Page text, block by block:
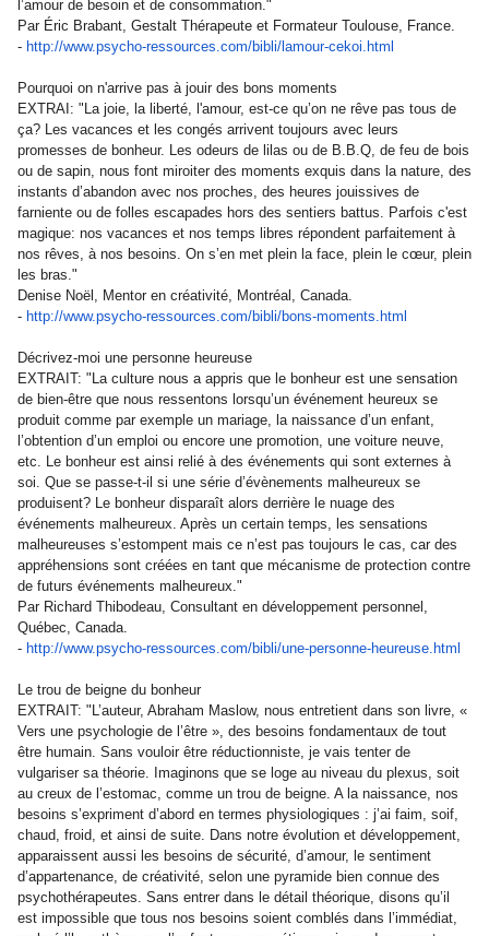
l’amour de besoin et de consommation."
Par Éric Brabant, Gestalt Thérapeute et Formateur Toulouse, France.
- http://www.psycho-ressources.com/bibli/lamour-cekoi.html
Pourquoi on n'arrive pas à jouir des bons moments
EXTRAI: "La joie, la liberté, l'amour, est-ce qu’on ne rêve pas tous de
ça? Les vacances et les congés arrivent toujours avec leurs
promesses de bonheur. Les odeurs de lilas ou de B.B.Q, de feu de bois
ou de sapin, nous font miroiter des moments exquis dans la nature, des
instants d’abandon avec nos proches, des heures jouissives de
farniente ou de folles escapades hors des sentiers battus. Parfois c'est
magique: nos vacances et nos temps libres répondent parfaitement à
nos rêves, à nos besoins. On s’en met plein la face, plein le cœur, plein
les bras."
Denise Noël, Mentor en créativité, Montréal, Canada.
- http://www.psycho-ressources.com/bibli/bons-moments.html
Décrivez-moi une personne heureuse
EXTRAIT: "La culture nous a appris que le bonheur est une sensation
de bien-être que nous ressentons lorsqu’un événement heureux se
produit comme par exemple un mariage, la naissance d’un enfant,
l’obtention d’un emploi ou encore une promotion, une voiture neuve,
etc. Le bonheur est ainsi relié à des événements qui sont externes à
soi. Que se passe-t-il si une série d’évènements malheureux se
produisent? Le bonheur disparaît alors derrière le nuage des
événements malheureux. Après un certain temps, les sensations
malheureuses s’estompent mais ce n’est pas toujours le cas, car des
appréhensions sont créées en tant que mécanisme de protection contre
de futurs événements malheureux."
Par Richard Thibodeau, Consultant en développement personnel,
Québec, Canada.
- http://www.psycho-ressources.com/bibli/une-personne-heureuse.html
Le trou de beigne du bonheur
EXTRAIT: "L’auteur, Abraham Maslow, nous entretient dans son livre, «
Vers une psychologie de l’être », des besoins fondamentaux de tout
être humain. Sans vouloir être réductionniste, je vais tenter de
vulgariser sa théorie. Imaginons que se loge au niveau du plexus, soit
au creux de l’estomac, comme un trou de beigne. A la naissance, nos
besoins s’expriment d’abord en termes physiologiques : j’ai faim, soif,
chaud, froid, et ainsi de suite. Dans notre évolution et développement,
apparaissent aussi les besoins de sécurité, d’amour, le sentiment
d’appartenance, de créativité, selon une pyramide bien connue des
psychothérapeutes. Sans entrer dans le détail théorique, disons qu’il
est impossible que tous nos besoins soient comblés dans l’immédiat,